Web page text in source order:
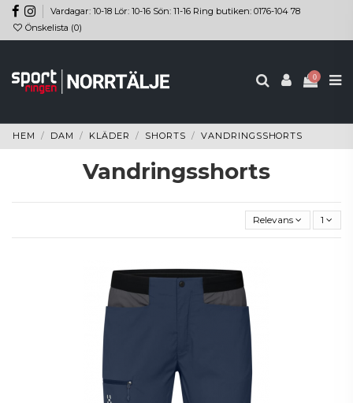
Vardagar: 10-18 Lör: 10-16 Sön: 11-16 Ring butiken: 0176-104 78
Önskelista (0)
0
HEM DAM KLÄDER SHORTS VANDRINGSSHORTS
Vandringsshorts
Relevans 1